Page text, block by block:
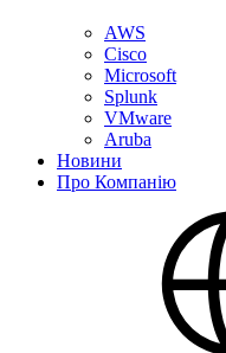
AWS
Cisco
Microsoft
Splunk
VMware
Aruba
Новини
Про Компанію